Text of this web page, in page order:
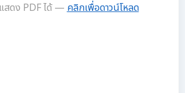
สดง PDF ได้ —คลิกเพื่อดาวน์โหลด